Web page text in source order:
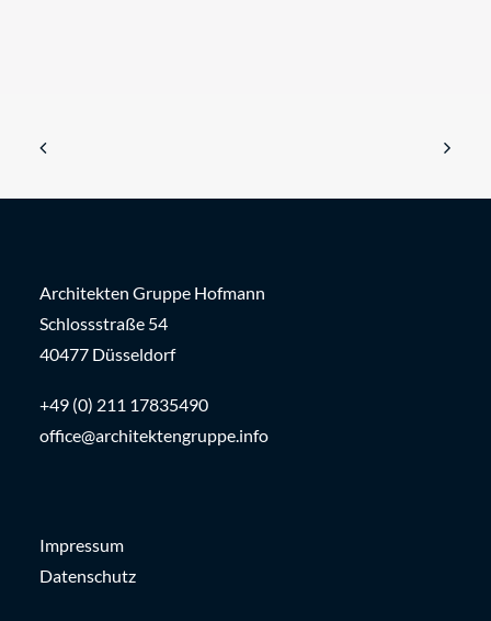
Architekten Gruppe Hofmann
Schlossstraße 54
40477 Düsseldorf
+49 (0) 211 17835490
office@architektengruppe.info
Impressum
Datenschutz